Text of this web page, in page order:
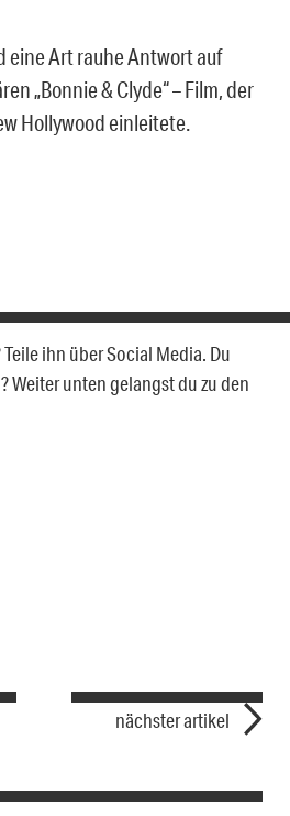
eine Art rauhe Antwort auf
„Bonnie & Clyde“ – Film, der
Hollywood einleitete.
ihn über Social Media. Du
Weiter unten gelangst du zu den
nächster artikel